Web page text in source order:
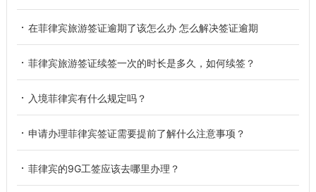
在菲律宾旅游签证逾期了该怎么办 怎么解决签证逾期
菲律宾旅游签证续签一次的时长是多久，如何续签？
入境菲律宾有什么规定吗？
申请办理菲律宾签证需要提前了解什么注意事项？
菲律宾的9G工签应该去哪里办理？